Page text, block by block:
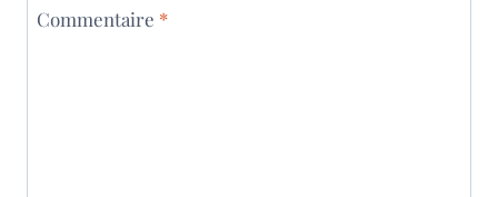
Commentaire *